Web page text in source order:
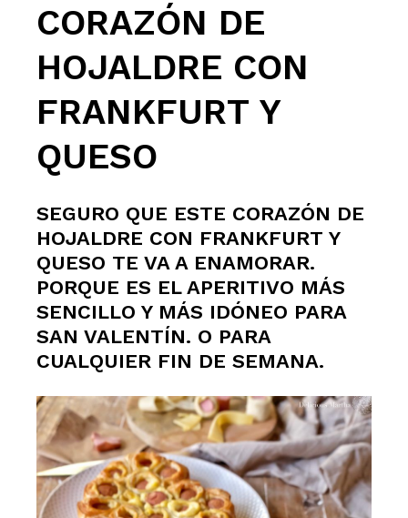
CORAZÓN DE
HOJALDRE CON
FRANKFURT Y
QUESO
SEGURO QUE ESTE CORAZÓN DE
HOJALDRE CON FRANKFURT Y
QUESO TE VA A ENAMORAR.
PORQUE ES EL APERITIVO MÁS
SENCILLO Y MÁS IDÓNEO PARA
SAN VALENTÍN. O PARA
CUALQUIER FIN DE SEMANA.